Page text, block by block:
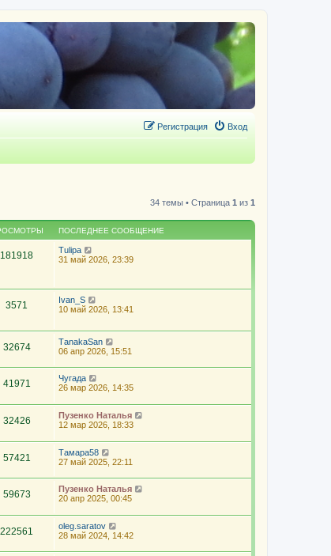
Вход
Регистрация
34 темы • Страница 1 из 1
ПОСЛЕДНЕЕ СООБЩЕНИЕ
181918
Tulipa
31 май 2026, 23:39
3571
Ivan_S
10 май 2026, 13:41
32674
ТаnakaSan
06 апр 2026, 15:51
41971
Чугада
26 мар 2026, 14:35
32426
Пузенко Наталья
12 мар 2026, 18:33
57421
Тамара58
27 май 2025, 22:11
59673
Пузенко Наталья
20 апр 2025, 00:45
222561
oleg.saratov
28 май 2024, 14:42